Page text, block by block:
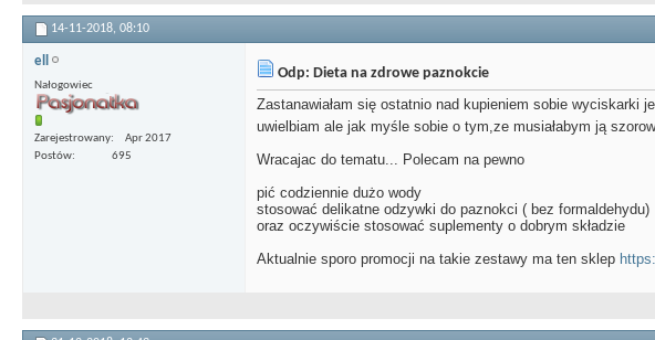
14-11-2018, 08:10
ell
Nałogowiec
Zarejestrowany
Apr 2017
Postów
695
Odp: Dieta na zdrowe paznokcie
Zastanawiałam się ostatnio nad kupieniem sobie
uwielbiam ale jak myśle sobie o tym,ze musiałabym ją
Wracajac do tematu... Polecam na pewno
pić codziennie dużo wody
stosować delikatne odzywki do paznokci ( bez formaldehydu)
oraz oczywiście stosować suplementy o dobrym składzie
Aktualnie sporo promocji na takie zestawy ma ten sklep